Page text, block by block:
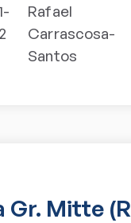
2
Rafael
Carrascosa-
Santos
Gr. Mitte